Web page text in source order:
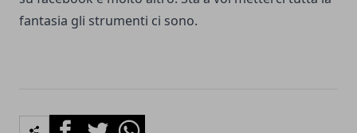
fantasia gli strumenti ci sono.
FacebookTwitterWhatsapp